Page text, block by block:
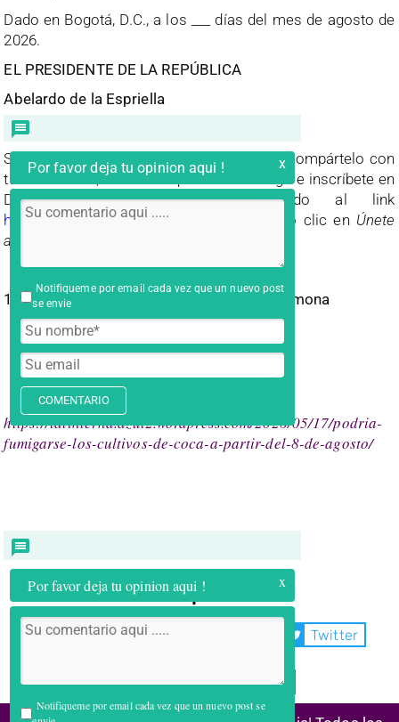
Dado en Bogotá, D.C., a los ___ días del mes de agosto de
2026.
EL PRESIDENTE DE LA REPÚBLICA
Abelardo de la Espriella
Por favor deja tu opinion aqui ! x
Notifiqueme por email cada vez que un nuevo post
se envie
COMENTARIO
Si esto es lo que quieres para Colombia, compártelo con
tus contactos, llévalos a que voten contigo e inscríbete en
Defensores de la Patria entrando al link
https://defensoresdelapatria.com/
y dando clic en Únete
al movimiento
17/05/2026 |Por: Luis Alfonso García Carmona
https://lalinterna.azul2.wordpress.com/2026/05/17/podria-
fumigarse-los-cultivos-de-coca-a-partir-del-8-de-agosto/
Por favor deja tu opinion aqui ! x
Notifiqueme por email cada vez que un nuevo post se
Compartir:
WhatsApp Twitter
Telegram Email